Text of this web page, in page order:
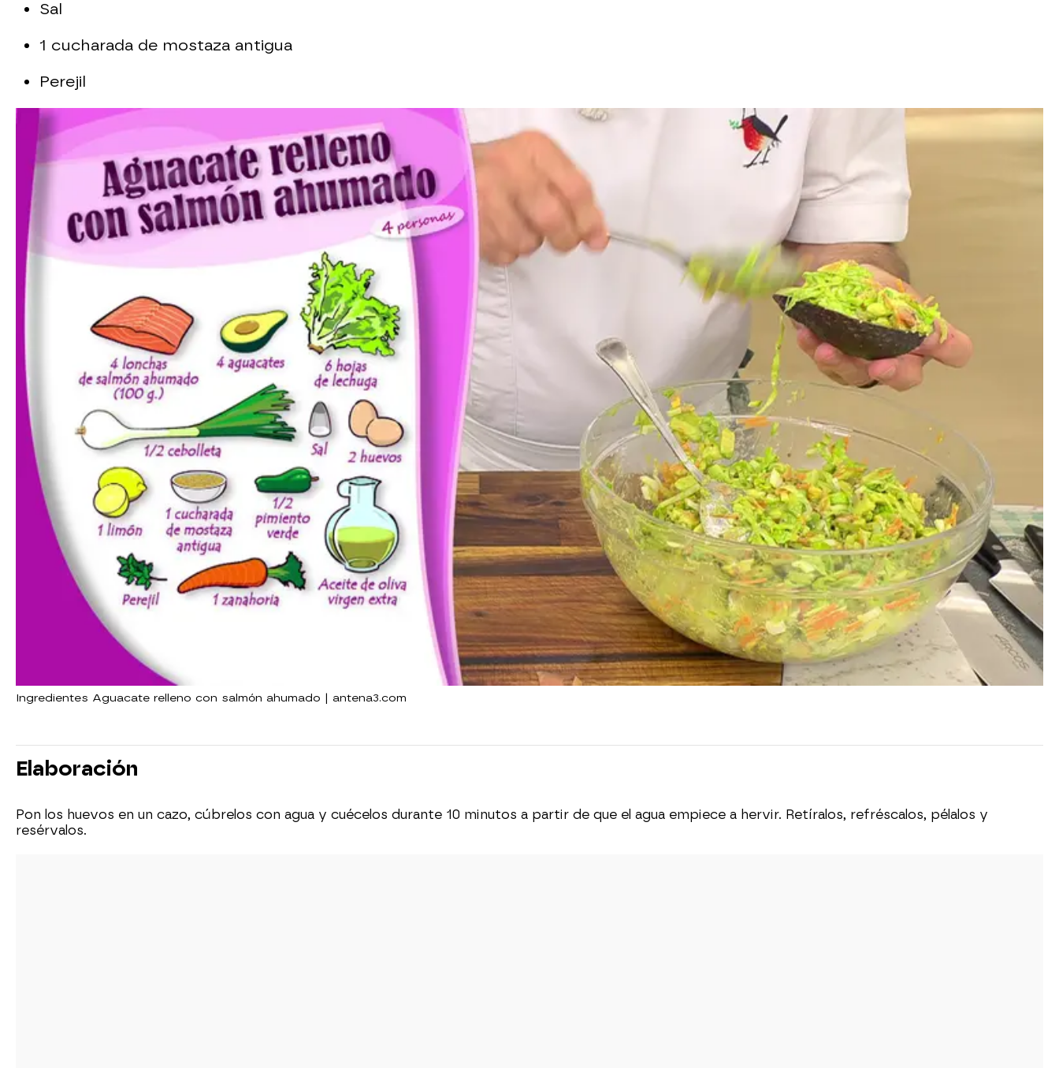
Sal
1 cucharada de mostaza antigua
Perejil
Ingredientes Aguacate relleno con salmón ahumado | antena3.com
Elaboración
Pon los huevos en un cazo, cúbrelos con agua y cuécelos durante 10 minutos a partir de que el agua empiece a hervir. Retíralos, refréscalos, pélalos y
resérvalos.